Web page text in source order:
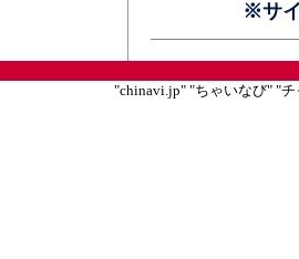
※サ
"chinavi.jp" "ちゃいなび" "